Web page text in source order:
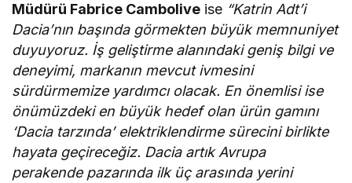
Müdürü Fabrice Cambolive ise “Katrin Adt’i
Dacia’nın başında görmekten büyük memnuniyet
duyuyoruz. İş geliştirme alanındaki geniş bilgi ve
deneyimi, markanın mevcut ivmesini
sürdürmemize yardımcı olacak. En önemlisi ise
önümüzdeki en büyük hedef olan ürün gamını
‘Dacia tarzında’ elektriklendirme sürecini birlikte
hayata geçireceğiz. Dacia artık Avrupa
perakende pazarında ilk üç arasında yerini